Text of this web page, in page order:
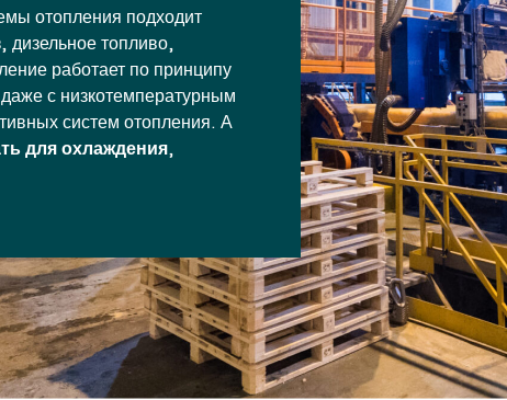
отопления подходит
дизельное топливо,
работает по принципу
с низкотемпературным
систем отопления. А
для охлаждения